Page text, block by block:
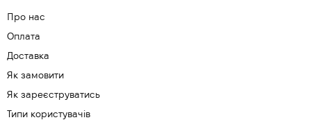
Про нас
Оплата
Доставка
Як замовити
Як зареєструватись
Типи користувачів